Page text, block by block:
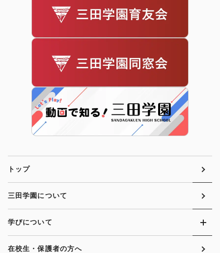
トップ
三田学園について
学びについて
在校生・保護者の方へ